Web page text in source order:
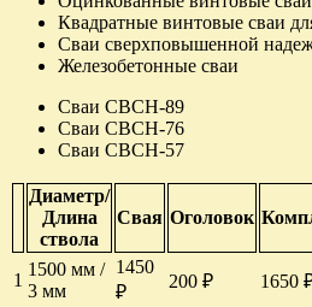
Квадратные винтовые сваи
Сваи сверхповышенной
Железобетонные сваи
Сваи СВСН-89
Сваи СВСН-76
Сваи СВСН-57
Диаметр/
Длина
ствола
Свая Оголовок
1
1500 мм /
3 мм
1450
₽
200 ₽ 1650